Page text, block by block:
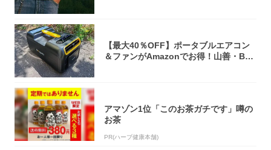
【最大40％OFF】ポータブルエアコン
＆ファンがAmazonでお得！山善・Bo
アマゾン1位「このお茶ガチです」噂の
お茶
PR(ハーブ健康本舗)